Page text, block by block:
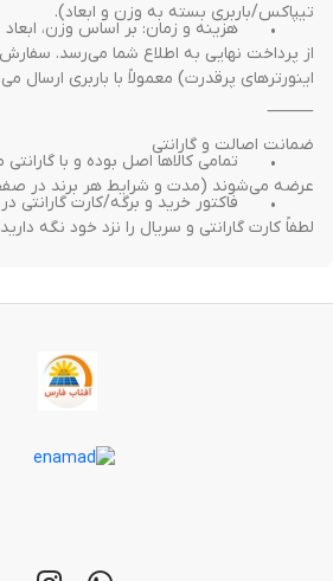
تیپاکس/باربری بسته به وزن و ابعاد).
اینورترهای پرقدرت) معمولاً با باربری ارسال می‌شوند.
⸻
ضمانت اصالت و گارانتی
عرضه می‌شوند (مدت و شرایط هر برند در صفحه محصول درج می‌شود).
لطفاً کارت گارانتی و سریال را نزد خود نگه دارید.